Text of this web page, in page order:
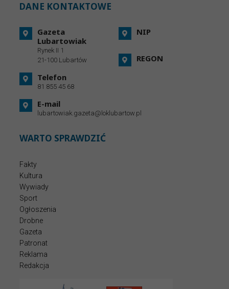
DANE KONTAKTOWE
Gazeta
Lubartowiak
Rynek II 1
21-100 Lubartów
Telefon
81 855 45 68
E-mail
lubartowiak.gazeta@loklubartow.pl
NIP
REGON
WARTO SPRAWDZIĆ
Fakty
Kultura
Wywiady
Sport
Ogłoszenia
Drobne
Gazeta
Patronat
Reklama
Redakcja